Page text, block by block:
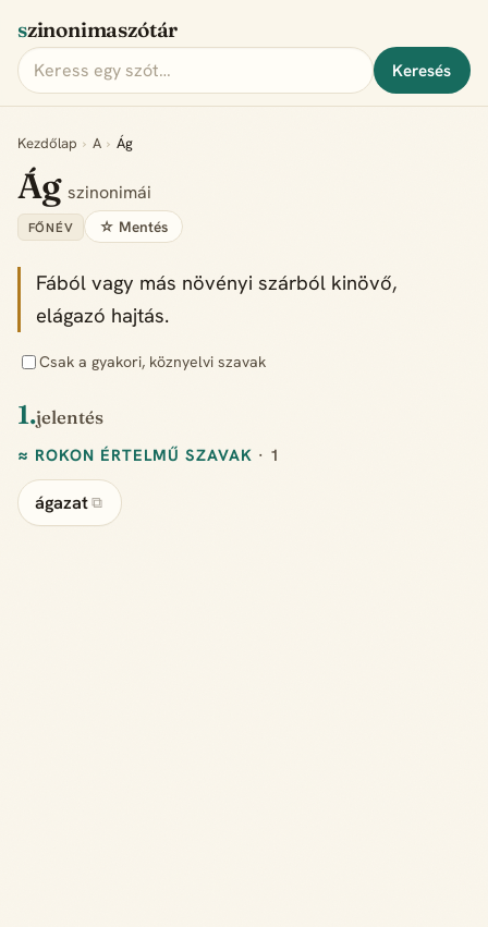
szinonimaszótár
Keresés
Kezdőlap › A › Ág
Ágszinonimái
FŐNÉV ☆ Mentés
Fából vagy más növényi szárból kinövő,
elágazó hajtás.
Csak a gyakori, köznyelvi szavak
1.jelentés
≈ ROKON ÉRTELMŰ SZAVAK · 1
ágazat ⧉